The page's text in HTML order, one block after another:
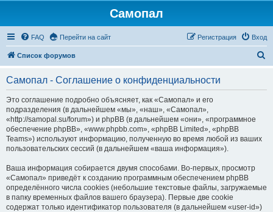
Самопал
FAQ Перейти на сайт Вход
Регистрация
Список форумов
Самопал - Соглашение о конфиденциальности
Это соглашение подробно объясняет, как «Самопал» и его
подразделения (в дальнейшем «мы», «наш», «Самопал»,
«http://samopal.su/forum») и phpBB (в дальнейшем «они», «программное
обеспечение phpBB», «www.phpbb.com», «phpBB Limited», «phpBB
Teams») используют информацию, полученную во время любой из ваших
пользовательских сессий (в дальнейшем «ваша информация»).
Ваша информация собирается двумя способами. Во-первых, просмотр
«Самопал» приведёт к созданию программным обеспечением phpBB
определённого числа cookies (небольшие текстовые файлы, загружаемые
в папку временных файлов вашего браузера). Первые две cookie
содержат только идентификатор пользователя (в дальнейшем «user-id»)